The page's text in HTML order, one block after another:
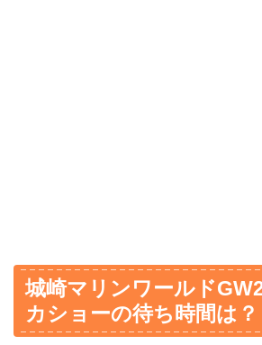
城崎マリンワールド
カショーの待ち時間は？